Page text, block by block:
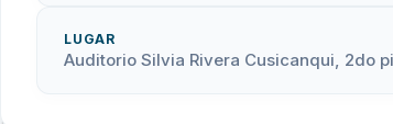
LUGAR
Auditorio Silvia Rivera Cusicanqui, 2do